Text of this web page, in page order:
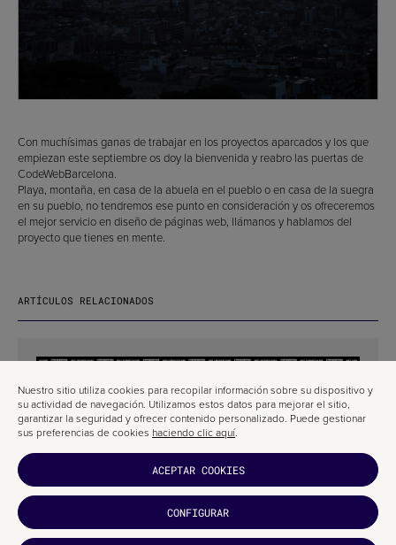
Con muchísimas ganas de trabajar en los proyectos aparcados y los que
empiezan este septiembre os doy la bienvenida y reabro las puertas de
CodeWebBarcelona.
Playa, montaña, en casa de la abuela en el pueblo o en casa de la suegra
en su pueblo, no tendremos ese punto en consideración y os ofreceremos
el mejor servicio en diseño de páginas web, llámanos y hablamos del
proyecto que tienes en mente.
ARTÍCULOS RELACIONADOS
Nuestro sitio utiliza cookies para recopilar información sobre su dispositivo y
su actividad de navegación. Utilizamos estos datos para mejorar el sitio,
garantizar la seguridad y ofrecer contenido personalizado. Puede gestionar
sus preferencias de cookies haciendo clic aquí.
ACEPTAR COOKIES
CONFIGURAR